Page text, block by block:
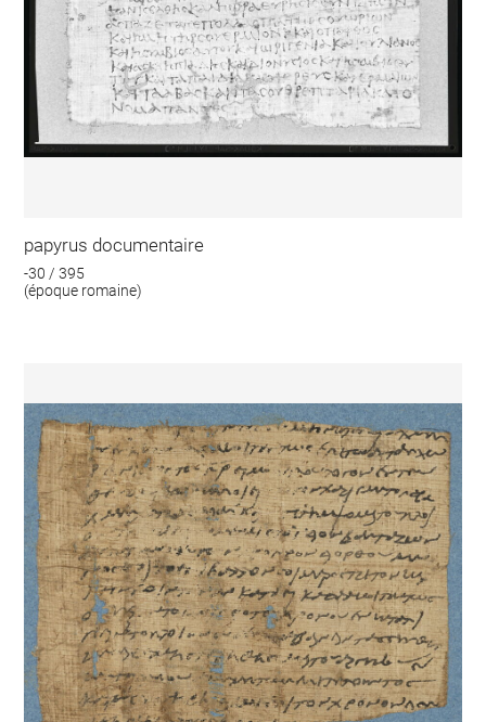
papyrus documentaire
-30 / 395
(époque romaine)